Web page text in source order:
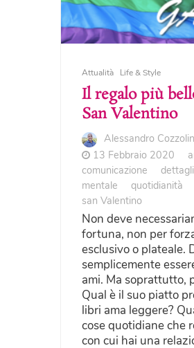
Attualità Life & Style
Il regalo più
San Valentino
Alessandro
13 Febbraio 2020
comunicazione
dettagli
mentale
quotidianità
san Valentino
Non deve
fortuna, non per
esclusivo o plateale.
semplicemente
ami. Ma soprattutto,
Qual è il suo piatto
libri ama leggere?
cose quotidiane che
con cui hai una